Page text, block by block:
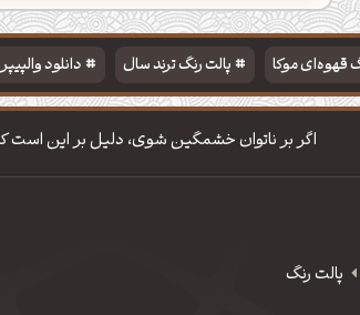
قهوه‌ای موکا پالت رنگ ترند سال دانلود
اگر بر ناتوان خشمگین شوی، دلیل بر این است
پالت رنگ